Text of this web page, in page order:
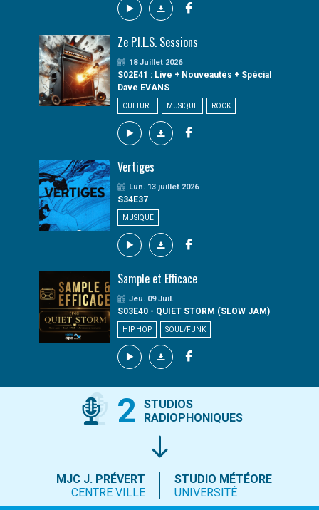
Ze P.I.L.S. Sessions
18 Juillet 2026
S02E41 : Live + Nouveautés + Spécial
Dave EVANS
CULTURE MUSIQUE ROCK
Vertiges
Lun. 13 juillet 2026
S34E37
MUSIQUE
Sample et Efficace
Jeu. 09 Juil.
S03E40 - QUIET STORM (SLOW JAM)
HIP HOP SOUL/FUNK
2
STUDIOS
RADIOPHONIQUES
MJC J. PRÉVERT
CENTRE VILLE
STUDIO MÉTÉORE
UNIVERSITÉ